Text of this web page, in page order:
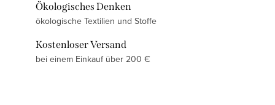
Ökologisches Denken
ökologische Textilien und Stoffe
Kostenloser Versand
bei einem Einkauf über 200 €